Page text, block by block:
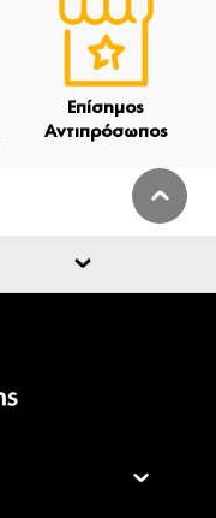
Επίσημος
Αντιπρόσωπος